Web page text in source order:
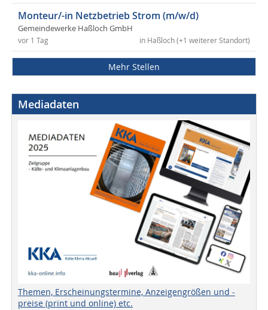
Monteur/-in Netzbetrieb Strom (m/w/d)
Gemeindewerke Haßloch GmbH
in Haßloch (+1 weiterer Standort)
vor 1 Tag
Mehr Stellen
Mediadaten
Themen, Erscheinungstermine, Anzeigengrößen und -
preise (print und online) etc.